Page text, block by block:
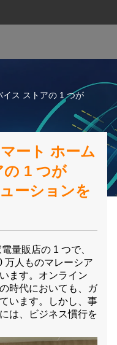
イス ストアの 1 つが
ート ホーム
1 つが
ーションを
量販店の 1 つで、
万人ものマレーシア
ます。オンライン
時代においても、ガ
います。しかし、事
は、ビジネス慣行を